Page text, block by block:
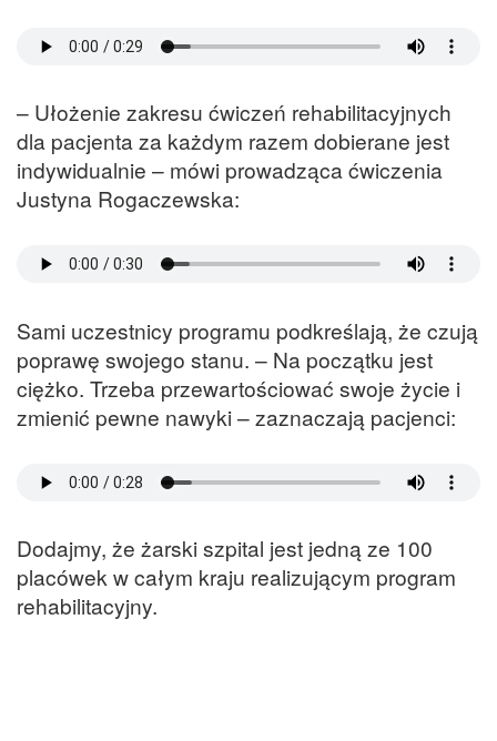
– Ułożenie zakresu ćwiczeń rehabilitacyjnych
dla pacjenta za każdym razem dobierane jest
indywidualnie – mówi prowadząca ćwiczenia
Justyna Rogaczewska:
Sami uczestnicy programu podkreślają, że czują
poprawę swojego stanu. – Na początku jest
ciężko. Trzeba przewartościować swoje życie i
zmienić pewne nawyki – zaznaczają pacjenci:
Dodajmy, że żarski szpital jest jedną ze 100
placówek w całym kraju realizującym program
rehabilitacyjny.